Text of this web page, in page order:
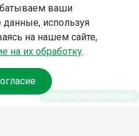
ваши
данные, используя
на нашем сайте,
на их обработку.
Спроси библиотекаря